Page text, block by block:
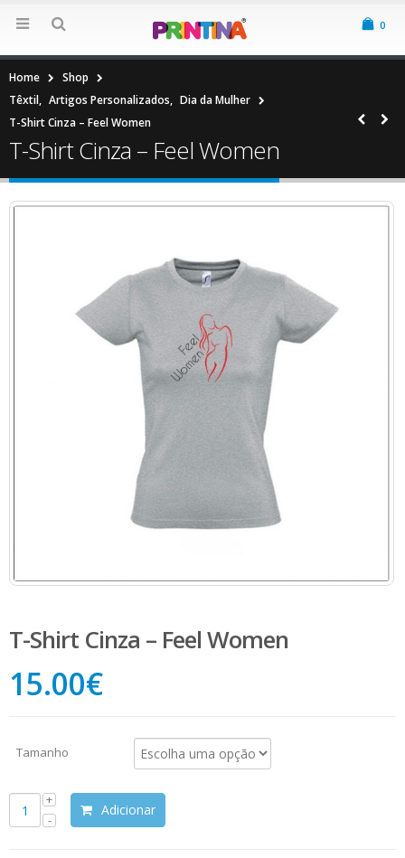
0
Home
Shop
Têxtil, Artigos Personalizados, Dia da Mulher
T-Shirt Cinza – Feel Women
T-Shirt Cinza – Feel Women
T-Shirt Cinza – Feel Women
15.00€
Tamanho
Adicionar